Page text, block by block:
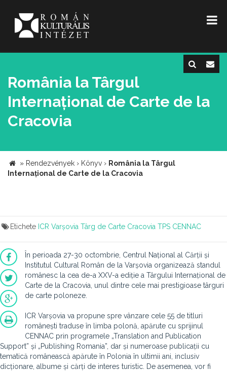
România la Târgul
Internațional de Carte de la
Cracovia
» Rendezvények › Könyv › România la Târgul
Internațional de Carte de la Cracovia
Etichete ICR Varșovia Târg de Carte Cracovia TPS CENNAC
În perioada 27-30 octombrie, Centrul Național al Cărții și
Institutul Cultural Român de la Varșovia organizează standul
românesc la cea de-a XXV-a ediție a Târgului Internațional de
Carte de la Cracovia, unul dintre cele mai prestigioase târguri
de carte poloneze.
ICR Varșovia va propune spre vânzare cele 55 de titluri
românești traduse în limba polonă, apărute cu sprijinul
CENNAC prin programele „Translation and Publication
Support” și „Publishing Romania”, dar și numeroase publicații cu
tematică românească apărute în Polonia în ultimii ani, inclusiv
dicționare, albume și cărți de interes turistic. De asemenea, vor fi